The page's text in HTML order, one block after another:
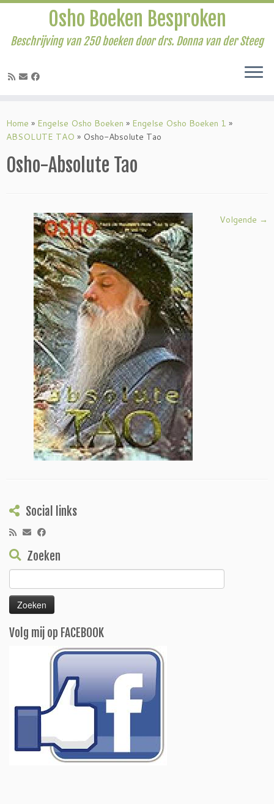
naar
inhoud
Osho Boeken Besproken
Beschrijving van 250 boeken door drs. Donna van der Steeg
Home » Engelse Osho Boeken » Engelse Osho Boeken 1 »
ABSOLUTE TAO » Osho-Absolute Tao
Osho-Absolute Tao
Volgende →
Social links
Zoeken
naar:
Volg mij op FACEBOOK